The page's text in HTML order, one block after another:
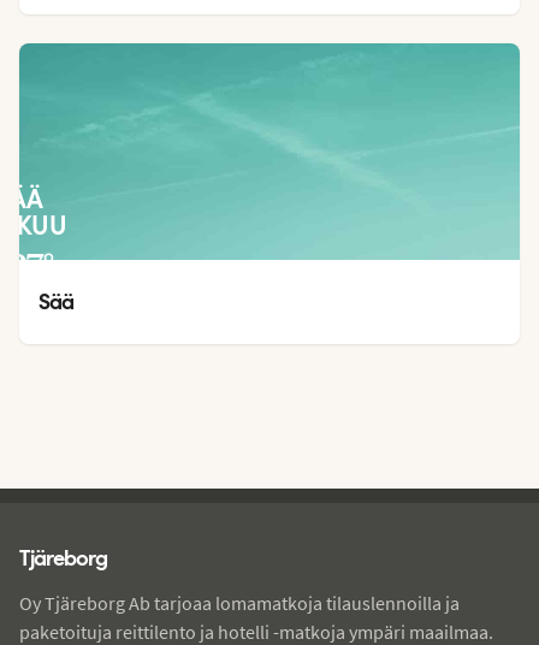
27°
24°
Sää
Tjäreborg
Oy Tjäreborg Ab tarjoaa lomamatkoja tilauslennoilla ja
paketoituja reittilento ja hotelli -matkoja ympäri maailmaa.